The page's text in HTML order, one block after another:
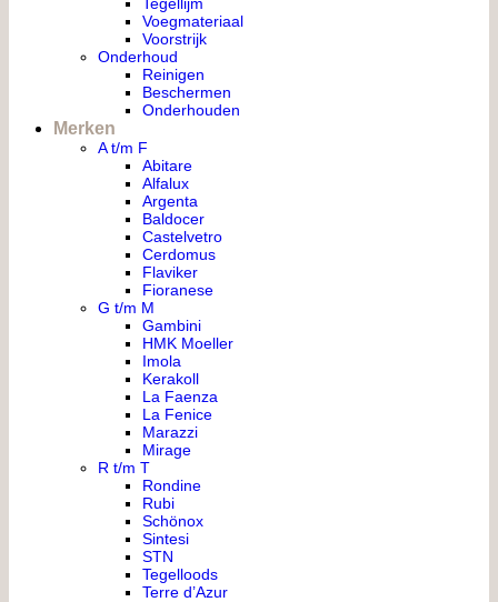
Voegmateriaal
Voorstrijk
Onderhoud
Reinigen
Beschermen
Onderhouden
Merken
A t/m F
Abitare
Alfalux
Argenta
Baldocer
Castelvetro
Cerdomus
Flaviker
Fioranese
G t/m M
Gambini
HMK Moeller
Imola
Kerakoll
La Faenza
La Fenice
Marazzi
Mirage
R t/m T
Rondine
Rubi
Schönox
Sintesi
STN
Tegelloods
Terre d’Azur